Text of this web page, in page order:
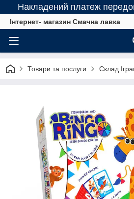
Накладений платеж
Інтернет- магазин Смачна лавка
Товари та послуги Склад